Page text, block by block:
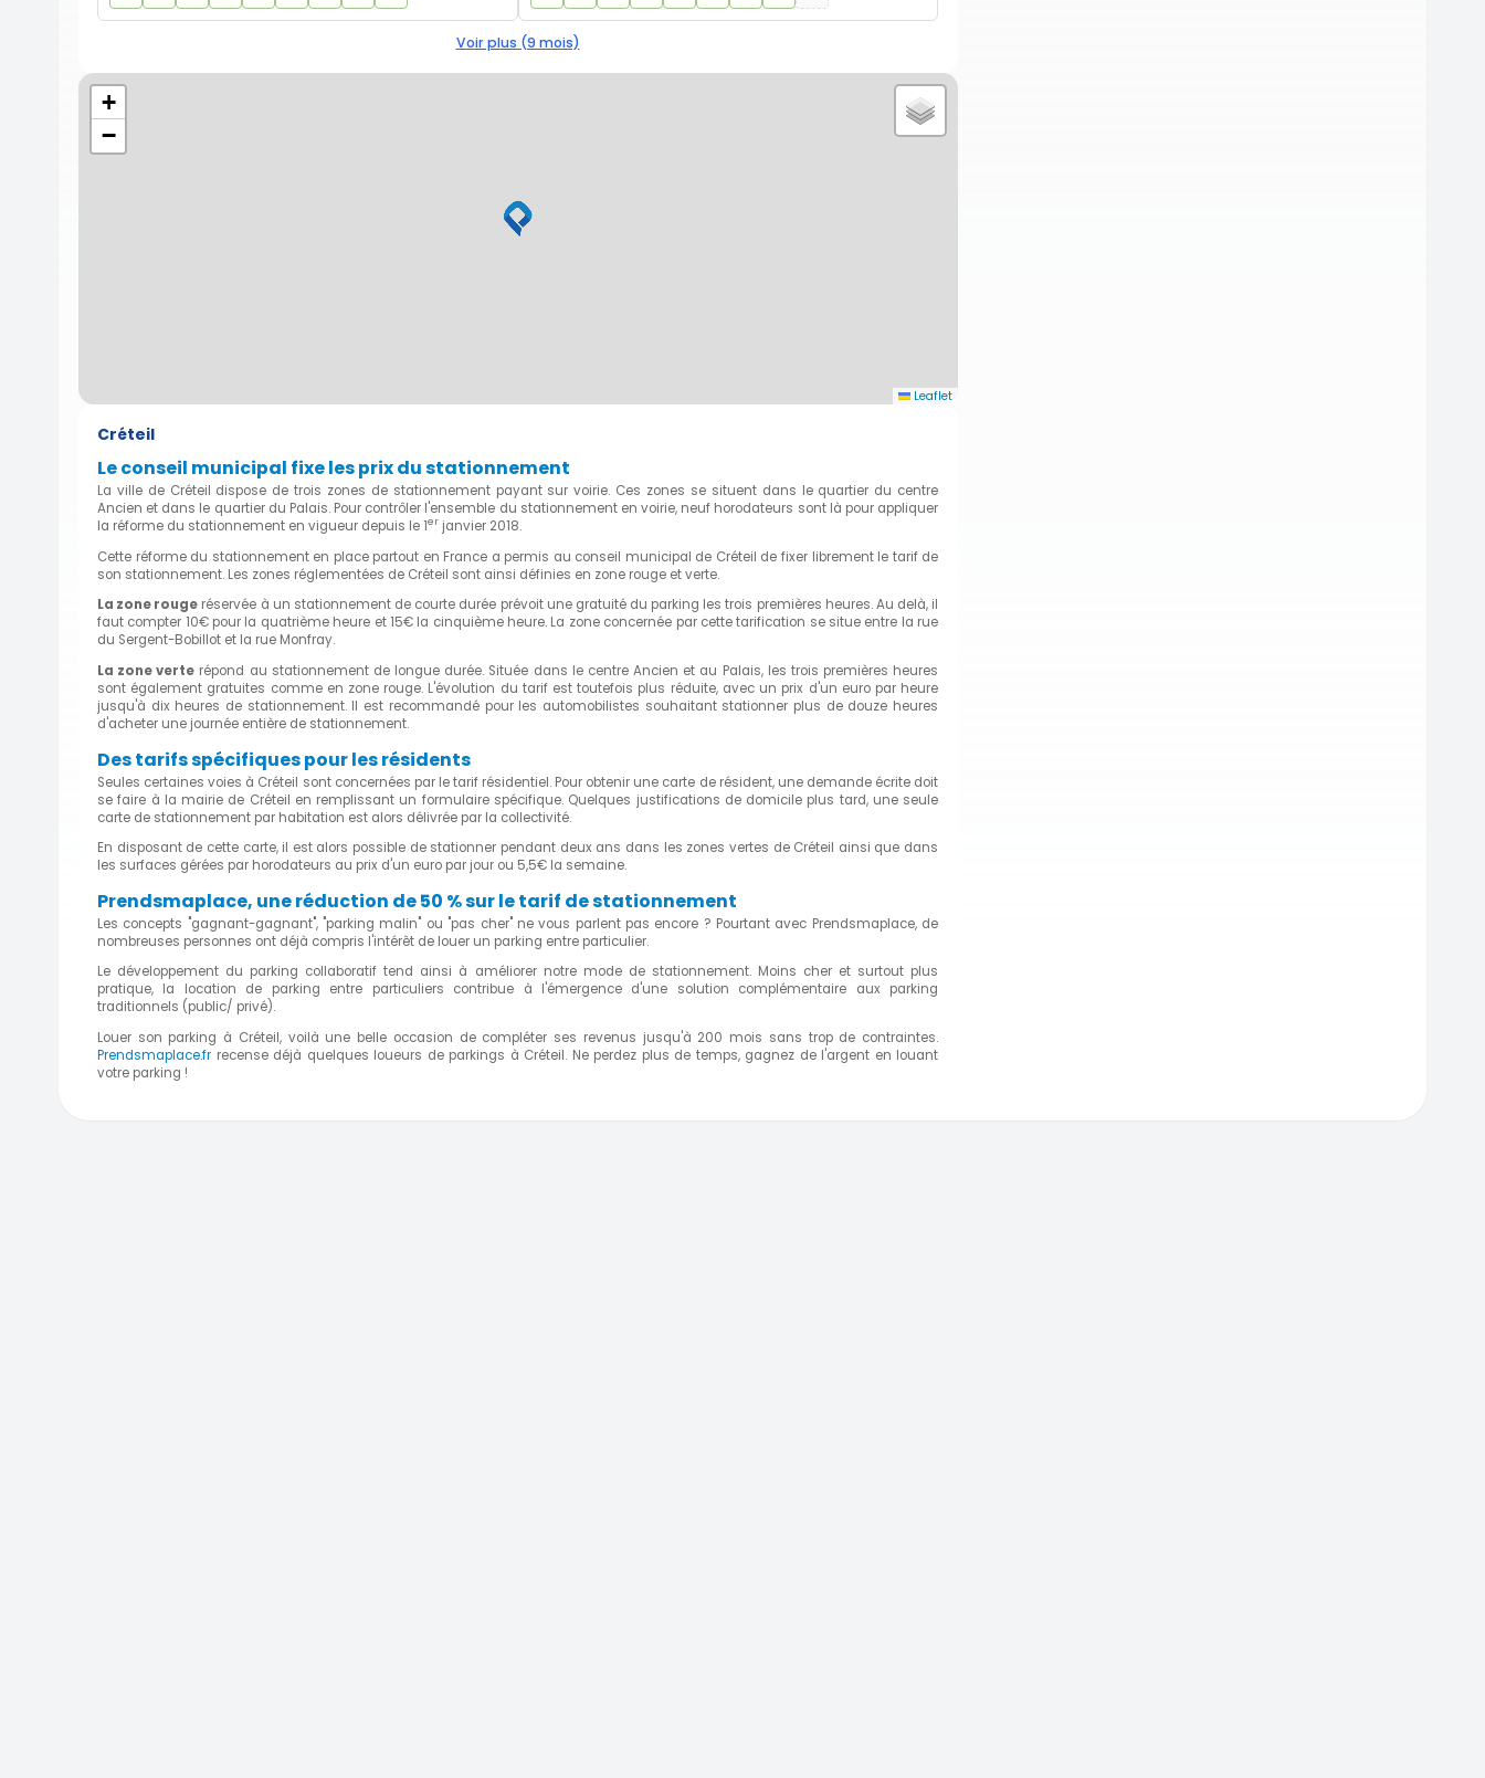
Voir plus (9 mois)
+
−
Leaflet
Créteil
Le conseil municipal fixe les prix du stationnement
La ville de Créteil dispose de trois zones de stationnement payant sur voirie. Ces zones se situent dans le quartier du centre
Ancien et dans le quartier du Palais. Pour contrôler l'ensemble du stationnement en voirie, neuf horodateurs sont là pour appliquer
la réforme du stationnement en vigueur depuis le 1er janvier 2018.
Cette réforme du stationnement en place partout en France a permis au conseil municipal de Créteil de fixer librement le tarif de
son stationnement. Les zones réglementées de Créteil sont ainsi définies en zone rouge et verte.
La zone rouge réservée à un stationnement de courte durée prévoit une gratuité du parking les trois premières heures. Au delà, il
faut compter 10€ pour la quatrième heure et 15€ la cinquième heure. La zone concernée par cette tarification se situe entre la rue
du Sergent-Bobillot et la rue Monfray.
La zone verte répond au stationnement de longue durée. Située dans le centre Ancien et au Palais, les trois premières heures
sont également gratuites comme en zone rouge. L'évolution du tarif est toutefois plus réduite, avec un prix d'un euro par heure
jusqu'à dix heures de stationnement. Il est recommandé pour les automobilistes souhaitant stationner plus de douze heures
d'acheter une journée entière de stationnement.
Des tarifs spécifiques pour les résidents
Seules certaines voies à Créteil sont concernées par le tarif résidentiel. Pour obtenir une carte de résident, une demande écrite doit
se faire à la mairie de Créteil en remplissant un formulaire spécifique. Quelques justifications de domicile plus tard, une seule
carte de stationnement par habitation est alors délivrée par la collectivité.
En disposant de cette carte, il est alors possible de stationner pendant deux ans dans les zones vertes de Créteil ainsi que dans
les surfaces gérées par horodateurs au prix d'un euro par jour ou 5,5€ la semaine.
Prendsmaplace, une réduction de 50 % sur le tarif de stationnement
Les concepts "gagnant-gagnant", "parking malin" ou "pas cher" ne vous parlent pas encore ? Pourtant avec Prendsmaplace, de
nombreuses personnes ont déjà compris l'intérêt de louer un parking entre particulier.
Le développement du parking collaboratif tend ainsi à améliorer notre mode de stationnement. Moins cher et surtout plus
pratique, la location de parking entre particuliers contribue à l'émergence d'une solution complémentaire aux parking
traditionnels (public/ privé).
Louer son parking à Créteil, voilà une belle occasion de compléter ses revenus jusqu'à 200 mois sans trop de contraintes.
Prendsmaplace.fr recense déjà quelques loueurs de parkings à Créteil. Ne perdez plus de temps, gagnez de l'argent en louant
votre parking !